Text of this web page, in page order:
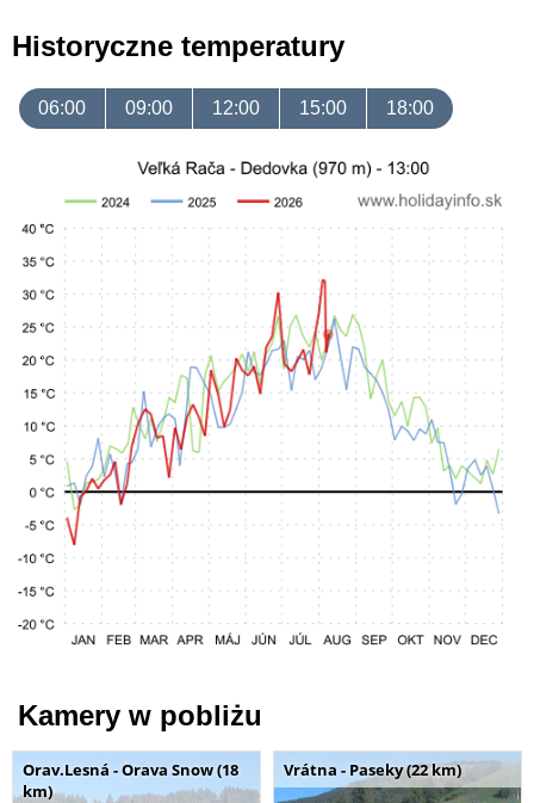
Historyczne temperatury
06:00 09:00 12:00 15:00 18:00
Kamery w pobliżu
Orav.Lesná - Orava Snow (18
km)
Vrátna - Paseky (22 km)